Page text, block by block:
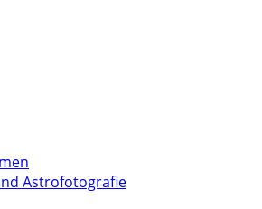
Astrofotografie